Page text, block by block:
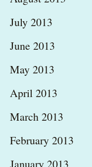
July 2013
June 2013
May 2013
April 2013
March 2013
February 2013
January 2013